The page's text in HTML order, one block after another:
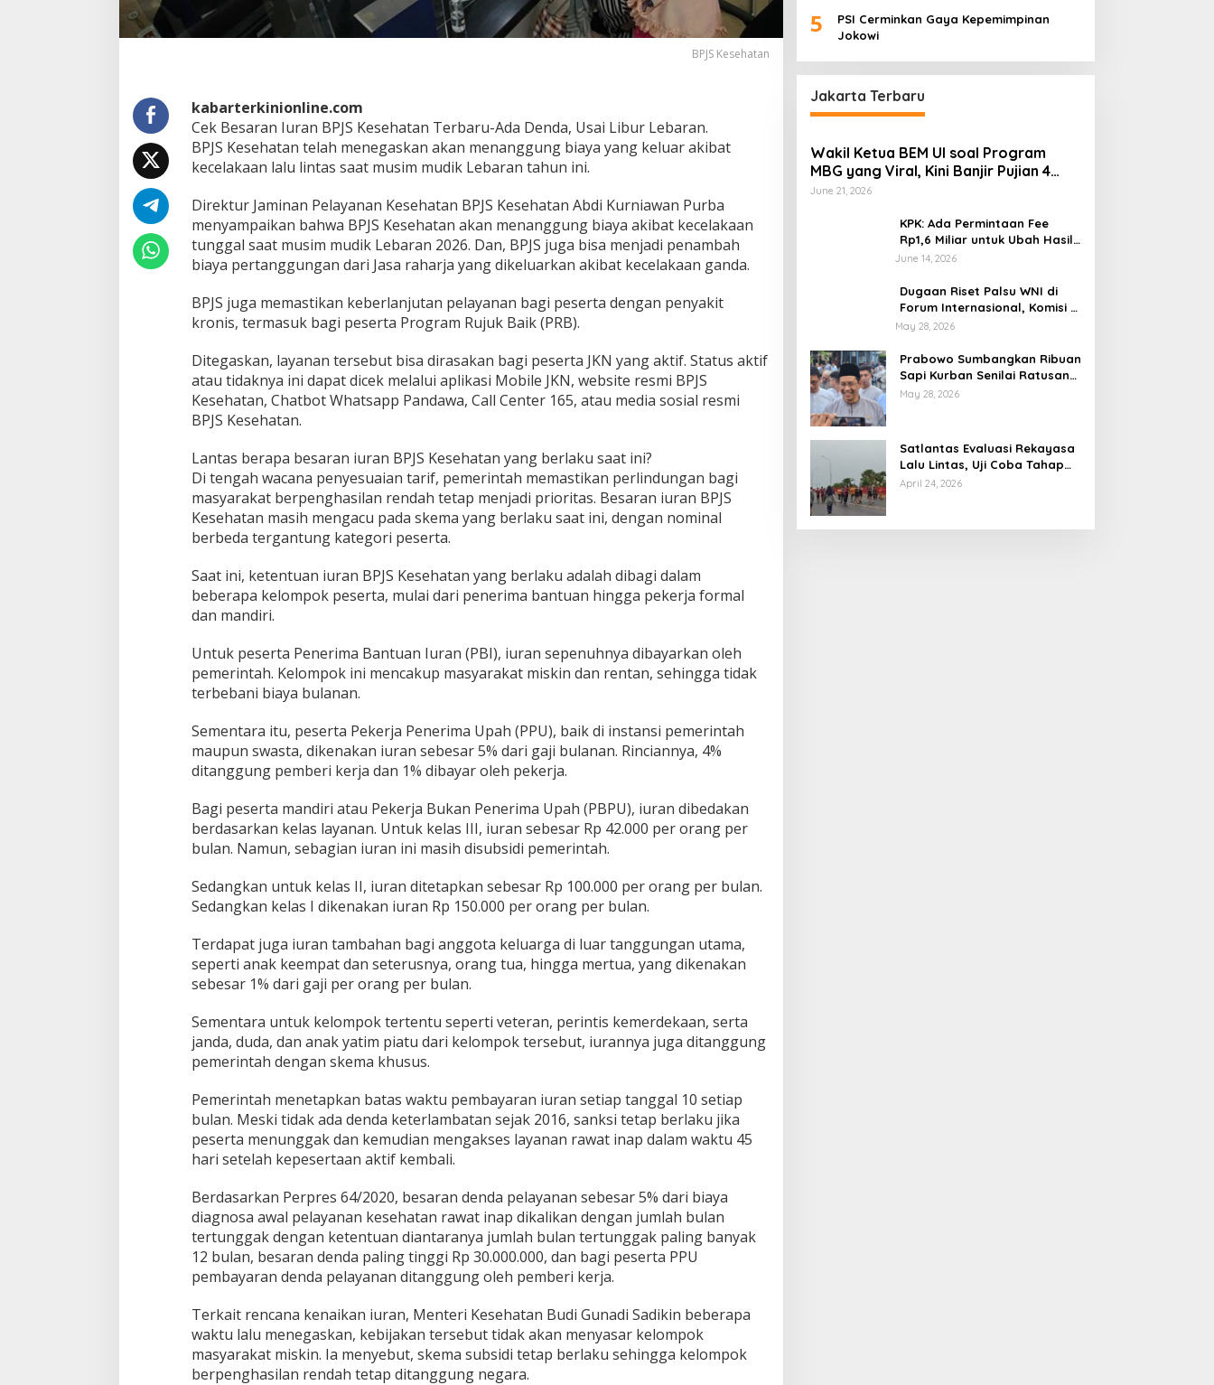
a
A
a
D
e
d
a
,
U
s
i
i
u
r
L
b
r
a
n
BPJS Kesehatan
kabarterkinionline.com
Cek Besaran Iuran BPJS Kesehatan Terbaru-Ada Denda, Usai Libur Lebaran.
BPJS Kesehatan telah menegaskan akan menanggung biaya yang keluar akibat
kecelakaan lalu lintas saat musim mudik Lebaran tahun ini.
Direktur Jaminan Pelayanan Kesehatan BPJS Kesehatan Abdi Kurniawan Purba
menyampaikan bahwa BPJS Kesehatan akan menanggung biaya akibat kecelakaan
tunggal saat musim mudik Lebaran 2026. Dan, BPJS juga bisa menjadi penambah
biaya pertanggungan dari Jasa raharja yang dikeluarkan akibat kecelakaan ganda.
BPJS juga memastikan keberlanjutan pelayanan bagi peserta dengan penyakit
kronis, termasuk bagi peserta Program Rujuk Baik (PRB).
Ditegaskan, layanan tersebut bisa dirasakan bagi peserta JKN yang aktif. Status aktif
atau tidaknya ini dapat dicek melalui aplikasi Mobile JKN, website resmi BPJS
Kesehatan, Chatbot Whatsapp Pandawa, Call Center 165, atau media sosial resmi
BPJS Kesehatan.
Lantas berapa besaran iuran BPJS Kesehatan yang berlaku saat ini?
Di tengah wacana penyesuaian tarif, pemerintah memastikan perlindungan bagi
masyarakat berpenghasilan rendah tetap menjadi prioritas. Besaran iuran BPJS
Kesehatan masih mengacu pada skema yang berlaku saat ini, dengan nominal
berbeda tergantung kategori peserta.
Saat ini, ketentuan iuran BPJS Kesehatan yang berlaku adalah dibagi dalam
beberapa kelompok peserta, mulai dari penerima bantuan hingga pekerja formal
dan mandiri.
Untuk peserta Penerima Bantuan Iuran (PBI), iuran sepenuhnya dibayarkan oleh
pemerintah. Kelompok ini mencakup masyarakat miskin dan rentan, sehingga tidak
terbebani biaya bulanan.
Sementara itu, peserta Pekerja Penerima Upah (PPU), baik di instansi pemerintah
maupun swasta, dikenakan iuran sebesar 5% dari gaji bulanan. Rinciannya, 4%
ditanggung pemberi kerja dan 1% dibayar oleh pekerja.
Bagi peserta mandiri atau Pekerja Bukan Penerima Upah (PBPU), iuran dibedakan
berdasarkan kelas layanan. Untuk kelas III, iuran sebesar Rp 42.000 per orang per
bulan. Namun, sebagian iuran ini masih disubsidi pemerintah.
Sedangkan untuk kelas II, iuran ditetapkan sebesar Rp 100.000 per orang per bulan.
Sedangkan kelas I dikenakan iuran Rp 150.000 per orang per bulan.
Terdapat juga iuran tambahan bagi anggota keluarga di luar tanggungan utama,
seperti anak keempat dan seterusnya, orang tua, hingga mertua, yang dikenakan
sebesar 1% dari gaji per orang per bulan.
Sementara untuk kelompok tertentu seperti veteran, perintis kemerdekaan, serta
janda, duda, dan anak yatim piatu dari kelompok tersebut, iurannya juga ditanggung
pemerintah dengan skema khusus.
Pemerintah menetapkan batas waktu pembayaran iuran setiap tanggal 10 setiap
bulan. Meski tidak ada denda keterlambatan sejak 2016, sanksi tetap berlaku jika
peserta menunggak dan kemudian mengakses layanan rawat inap dalam waktu 45
hari setelah kepesertaan aktif kembali.
Berdasarkan Perpres 64/2020, besaran denda pelayanan sebesar 5% dari biaya
diagnosa awal pelayanan kesehatan rawat inap dikalikan dengan jumlah bulan
tertunggak dengan ketentuan diantaranya jumlah bulan tertunggak paling banyak
12 bulan, besaran denda paling tinggi Rp 30.000.000, dan bagi peserta PPU
pembayaran denda pelayanan ditanggung oleh pemberi kerja.
Terkait rencana kenaikan iuran, Menteri Kesehatan Budi Gunadi Sadikin beberapa
waktu lalu menegaskan, kebijakan tersebut tidak akan menyasar kelompok
masyarakat miskin. Ia menyebut, skema subsidi tetap berlaku sehingga kelompok
berpenghasilan rendah tetap ditanggung negara.
5
PSI Cerminkan Gaya Kepemimpinan
Jokowi
Jakarta Terbaru
Wakil Ketua BEM UI soal Program
MBG yang Viral, Kini Banjir Pujian 4
Poin Kritik Fatimah Azzahra
June 21, 2026
KPK: Ada Permintaan Fee
Rp1,6 Miliar untuk Ubah Hasil
Audit di Muara Enim di OTT
June 14, 2026
Dugaan Riset Palsu WNI di
Forum Internasional, Komisi X
DPR Desak Investigasi dan
May 28, 2026
Prabowo Sumbangkan Ribuan
Sapi Kurban Senilai Ratusan
Miliar Rupiah, Begini
May 28, 2026
Satlantas Evaluasi Rekayasa
Lalu Lintas, Uji Coba Tahap
Dua Car Free Day Palembang
April 24, 2026